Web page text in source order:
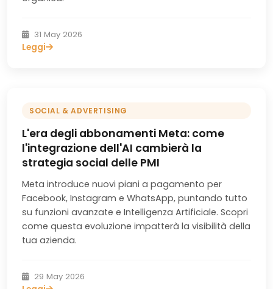
31 May 2026
Leggi
SOCIAL & ADVERTISING
L'era degli abbonamenti Meta: come
l'integrazione dell'AI cambierà la
strategia social delle PMI
Meta introduce nuovi piani a pagamento per
Facebook, Instagram e WhatsApp, puntando tutto
su funzioni avanzate e Intelligenza Artificiale. Scopri
come questa evoluzione impatterà la visibilità della
tua azienda.
29 May 2026